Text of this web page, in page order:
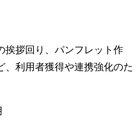
挨拶回り、パンフレット作
、利用者獲得や連携強化のた